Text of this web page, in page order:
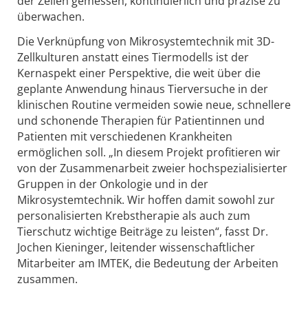
überwachen.
Die Verknüpfung von Mikrosystemtechnik mit 3D-
Zellkulturen anstatt eines Tiermodells ist der
Kernaspekt einer Perspektive, die weit über die
geplante Anwendung hinaus Tierversuche in der
klinischen Routine vermeiden sowie neue, schnellere
und schonende Therapien für Patientinnen und
Patienten mit verschiedenen Krankheiten
ermöglichen soll. „In diesem Projekt profitieren wir
von der Zusammenarbeit zweier hochspezialisierter
Gruppen in der Onkologie und in der
Mikrosystemtechnik. Wir hoffen damit sowohl zur
personalisierten Krebstherapie als auch zum
Tierschutz wichtige Beiträge zu leisten“, fasst Dr.
Jochen Kieninger, leitender wissenschaftlicher
Mitarbeiter am IMTEK, die Bedeutung der Arbeiten
zusammen.